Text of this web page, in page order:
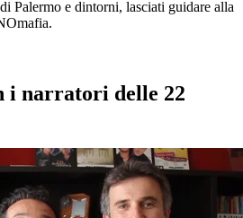
Palermo e dintorni, lasciati guidare alla
i narratori delle 22